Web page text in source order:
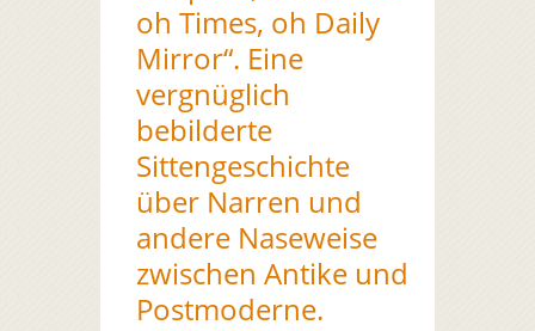
oh Times, oh Daily
Mirror“. Eine
vergnüglich
bebilderte
Sittengeschichte
über Narren und
andere Naseweise
zwischen Antike und
Postmoderne.